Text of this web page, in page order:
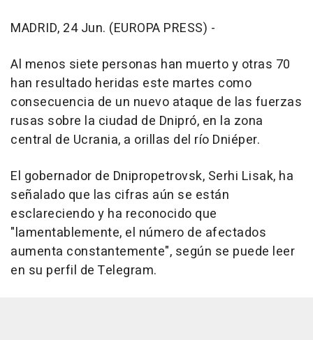
MADRID, 24 Jun. (EUROPA PRESS) -
Al menos siete personas han muerto y otras 70
han resultado heridas este martes como
consecuencia de un nuevo ataque de las fuerzas
rusas sobre la ciudad de Dnipró, en la zona
central de Ucrania, a orillas del río Dniéper.
El gobernador de Dnipropetrovsk, Serhi Lisak, ha
señalado que las cifras aún se están
esclareciendo y ha reconocido que
"lamentablemente, el número de afectados
aumenta constantemente", según se puede leer
en su perfil de Telegram.